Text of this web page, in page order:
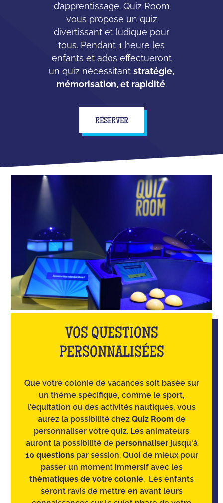
d’apprentissage. Quiz Room
vous propose un quiz
divertissant et ludique pour
tous. Pendant 1 heure les
enfants et ados effectueront
un quiz nécessitant stratégie,
mémorisation, et rapidité.
RÉSERVER
VOS QUESTIONS
PERSONNALISÉES
Que votre colonie de vacances soit basée sur
un thème spécifique, comme le sport,
l’équitation ou des activités nautiques, vous
aurez la possibilité chez Quiz Room de
personnaliser votre quiz. Les animateurs
auront la possibilité de personnaliserjusqu'à
10 questionspar session. Quoi de mieux pour
passer un moment immersif avec les
thématiques de votre colonie. Les enfants
seront ravis de mettre en avant leurs